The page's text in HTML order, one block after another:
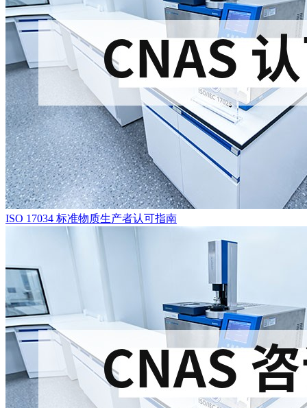
ISO 17034 标准物质生产者认可指南